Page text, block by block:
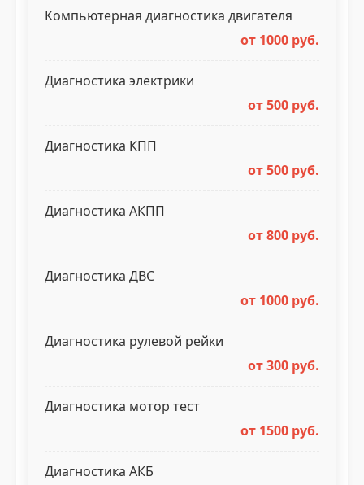
Компьютерная диагностика двигателя
от 1000 руб.
Диагностика электрики
от 500 руб.
Диагностика КПП
от 500 руб.
Диагностика АКПП
от 800 руб.
Диагностика ДВС
от 1000 руб.
Диагностика рулевой рейки
от 300 руб.
Диагностика мотор тест
от 1500 руб.
Диагностика АКБ